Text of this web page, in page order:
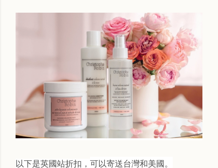
以下是英國站折扣， 可以寄送台灣和美國。